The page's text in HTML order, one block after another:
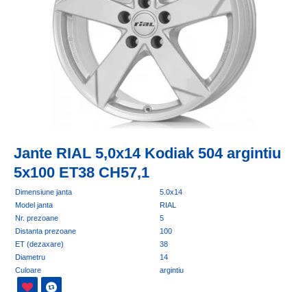
Jante RIAL 5,0x14 Kodiak 504 argintiu
5x100 ET38 CH57,1
Dimensiune janta
5.0x14
Model janta
RIAL
Nr. prezoane
5
Distanta prezoane
100
ET (dezaxare)
38
Diametru
14
Culoare
argintiu